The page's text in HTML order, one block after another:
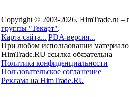
Copyright © 2003-2026, HimTrade.ru –
группы "Текарт".
Карта сайта... PDA-версия...
При любом использовании
HimTrade.RU ссылка обязательна.
Политика конфиденциальности
Пользовательское соглашение
Реклама на HimTrade.RU